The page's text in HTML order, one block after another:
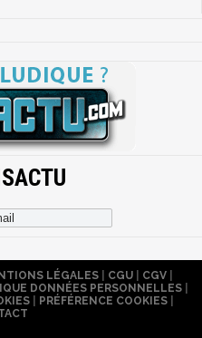
LÉGALES| CGU| CGV|
DONNÉES PERSONNELLES
PRÉFÉRENCE COOKIES